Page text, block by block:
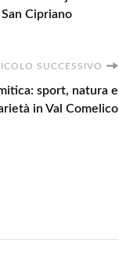
Cipriano
SUCCESSIVO
sport, natura e
in Val Comelico